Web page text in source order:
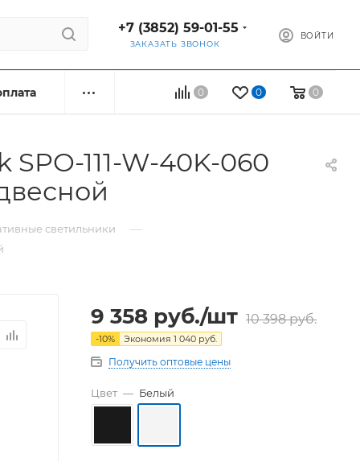
+7 (3852) 59-01-55
ЗАКАЗАТЬ ЗВОНОК
ВОЙТИ
0 0 0
111-W-40K-060
светильники —
9 358 руб./шт 10 398руб.
-10% Экономия 1 040 руб.
Получить оптовые цены
Цвет — Белый